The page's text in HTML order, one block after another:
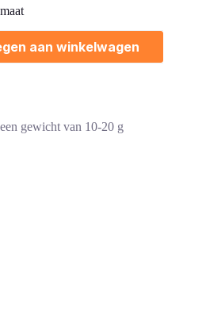
aan winkelwagen
gewicht van 10-20 g